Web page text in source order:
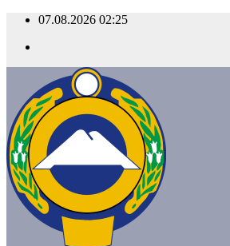
Перейти
содержимому
07.08.2026 02:25